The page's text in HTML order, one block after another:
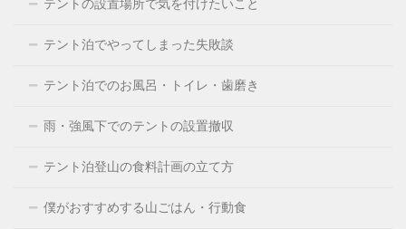
テントの設置場所で気を付けたいこと
テント泊でやってしまった失敗談
テント泊でのお風呂・トイレ・歯磨き
雨・強風下でのテントの設置撤収
テント泊登山の食料計画の立て方
僕がおすすめする山ごはん・行動食